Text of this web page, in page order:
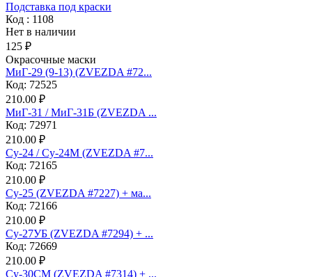
Подставка под краски
Код : 1108
Нет в наличии
125 ₽
Окрасочные маски
МиГ-29 (9-13) (ZVEZDA #72...
Код: 72525
210.00 ₽
МиГ-31 / МиГ-31Б (ZVEZDA ...
Код: 72971
210.00 ₽
Су-24 / Су-24М (ZVEZDA #7...
Код: 72165
210.00 ₽
Су-25 (ZVEZDA #7227) + ма...
Код: 72166
210.00 ₽
Су-27УБ (ZVEZDA #7294) + ...
Код: 72669
210.00 ₽
Су-30СМ (ZVEZDA #7314) + ...